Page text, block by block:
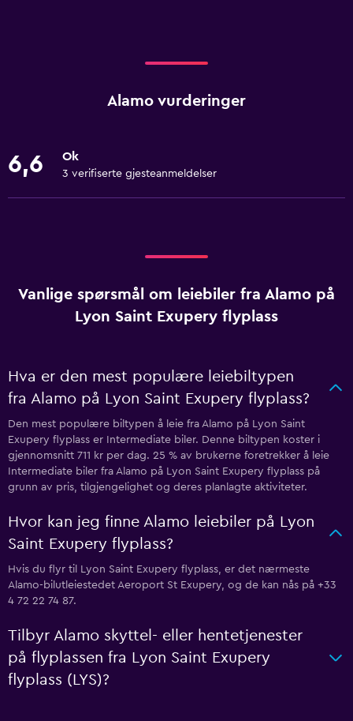
Alamo vurderinger
6,6 Ok
3 verifiserte gjesteanmeldelser
Vanlige spørsmål om leiebiler fra Alamo på
Lyon Saint Exupery flyplass
Hva er den mest populære leiebiltypen
fra Alamo på Lyon Saint Exupery flyplass?
Den mest populære biltypen å leie fra Alamo på Lyon Saint
Exupery flyplass er Intermediate biler. Denne biltypen koster i
gjennomsnitt 711 kr per dag. 25 % av brukerne foretrekker å leie
Intermediate biler fra Alamo på Lyon Saint Exupery flyplass på
grunn av pris, tilgjengelighet og deres planlagte aktiviteter.
Hvor kan jeg finne Alamo leiebiler på Lyon
Saint Exupery flyplass?
Hvis du flyr til Lyon Saint Exupery flyplass, er det nærmeste
Alamo-bilutleiestedet Aeroport St Exupery, og de kan nås på +33
4 72 22 74 87.
Tilbyr Alamo skyttel- eller hentetjenester
på flyplassen fra Lyon Saint Exupery
flyplass (LYS)?